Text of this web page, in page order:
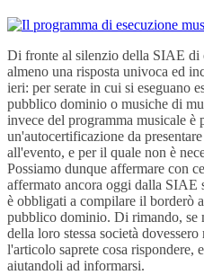
Di fronte al silenzio della SIAE di
almeno una risposta univoca ed
ieri: per serate in cui si eseguano
pubblico dominio o musiche di
invece del programma musicale è
un'autocertificazione da
all'evento, e per il quale non è
Possiamo dunque affermare con
affermato ancora oggi dalla SIAE
è obbligati a compilare il borderò
pubblico dominio. Di rimando, se
della loro stessa società
l'articolo saprete cosa rispondere,
aiutandoli ad informarsi.